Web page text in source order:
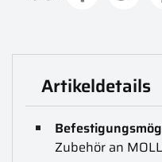
Artikeldetails
Zubehör an